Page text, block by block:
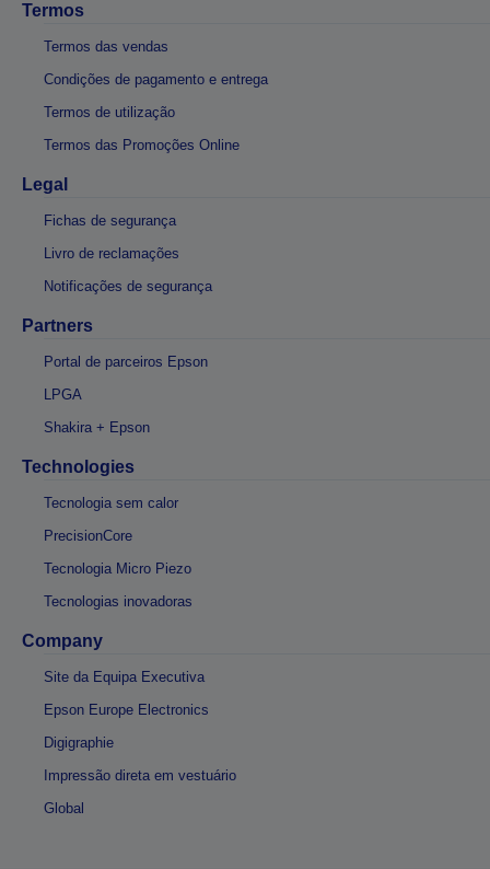
Termos
Termos das vendas
Condições de pagamento e entrega
Termos de utilização
Termos das Promoções Online
Legal
Fichas de segurança
Livro de reclamações
Notificações de segurança
Partners
Portal de parceiros Epson
LPGA
Shakira + Epson
Technologies
Tecnologia sem calor
PrecisionCore
Tecnologia Micro Piezo
Tecnologias inovadoras
Company
Site da Equipa Executiva
Epson Europe Electronics
Digigraphie
Impressão direta em vestuário
Global